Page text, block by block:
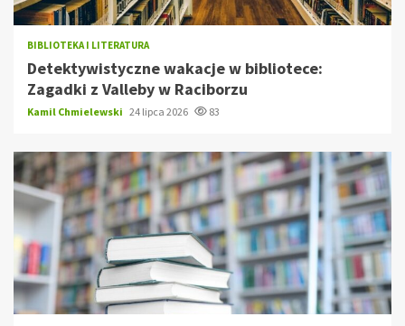
BIBLIOTEKA I LITERATURA
Detektywistyczne wakacje w bibliotece:
Zagadki z Valleby w Raciborzu
Kamil Chmielewski 24 lipca 2026 83